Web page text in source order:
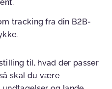
tracking fra din B2B-
til, hvad der passer
skal du være